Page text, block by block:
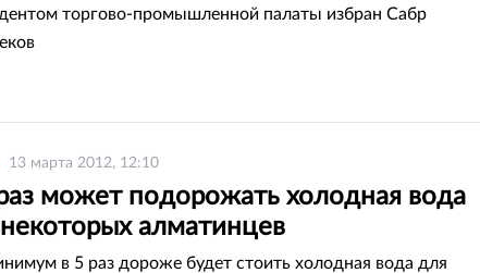
торгово-промышленной палаты избран Сабр
13 марта 2012, 12:10
может подорожать холодная вода
алматинцев
в 5 раз дороже будет стоить холодная вода для